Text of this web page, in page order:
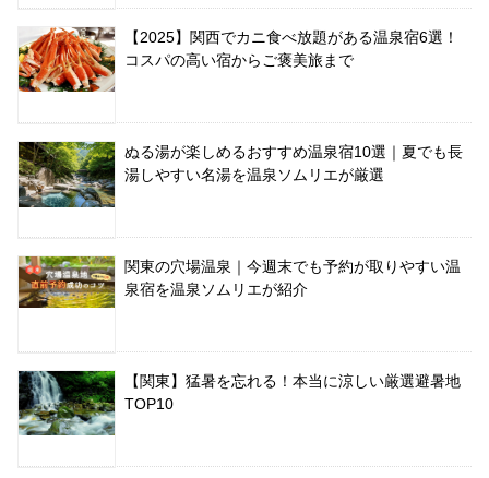
【2025】関西でカニ食べ放題がある温泉宿6選！
コスパの高い宿からご褒美旅まで
ぬる湯が楽しめるおすすめ温泉宿10選｜夏でも長
湯しやすい名湯を温泉ソムリエが厳選
関東の穴場温泉｜今週末でも予約が取りやすい温
泉宿を温泉ソムリエが紹介
【関東】猛暑を忘れる！本当に涼しい厳選避暑地
TOP10